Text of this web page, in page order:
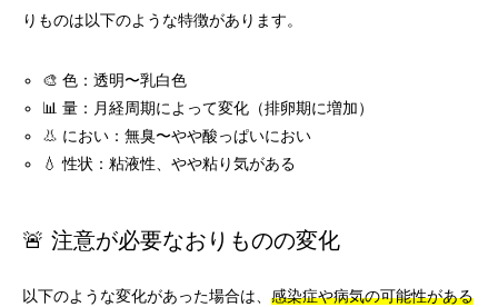
りものは以下のような特徴があります。
🎨 色：透明〜乳白色
📊 量：月経周期によって変化（排卵期に増加）
👃 におい：無臭〜やや酸っぱいにおい
💧 性状：粘液性、やや粘り気がある
🚨 注意が必要なおりものの変化
以下のような変化があった場合は、 感染症や病気の可能性がある